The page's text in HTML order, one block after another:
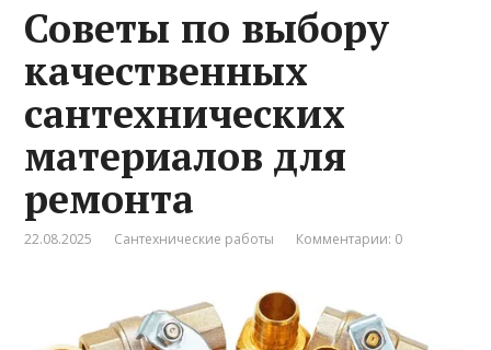
Советы по выбору
качественных
сантехнических
материалов для
ремонта
22.08.2025 Сантехнические работы Комментарии: 0